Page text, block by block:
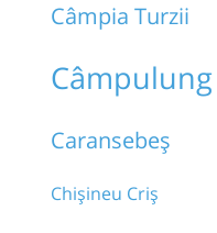
Câmpia Turzii
Caransebeș
Chișineu Criș